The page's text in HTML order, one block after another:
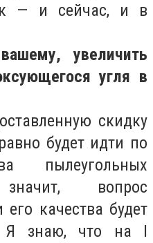
— и сейчас, и в
увеличить
угля в
скидку
будет идти по
пылеугольных
вопрос
качества будет
Я знаю, что на I